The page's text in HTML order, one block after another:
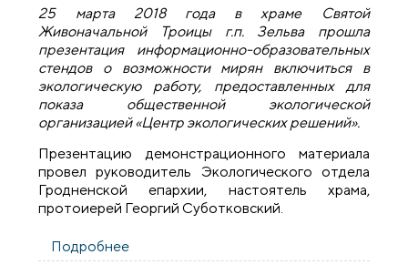
25 марта 2018 года в храме Святой
Живоначальной Троицы г.п. Зельва прошла
презентация информационно-образовательных
стендов о возможности мирян включиться в
экологическую работу, предоставленных для
показа общественной экологической
организацией «Центр экологических решений».
Презентацию демонстрационного материала
провел руководитель Экологического отдела
Гродненской епархии, настоятель храма,
протоиерей Георгий Суботковский.
Подробнее
Зельва прошла презентация стендов